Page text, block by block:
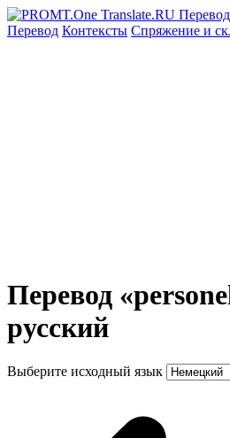
Перевод Контексты Спряжение и
Перевод
русский
Выберите исходный язык